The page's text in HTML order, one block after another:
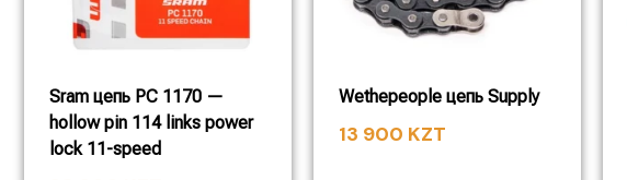
Sram цепь PC 1170 —
hollow pin 114 links power
lock 11-speed
Wethepeople цепь Supply
13 900 KZT